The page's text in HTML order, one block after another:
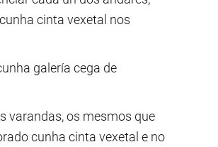
cinta vexetal nos
galería cega de
varandas, os mesmos que
cunha cinta vexetal e no